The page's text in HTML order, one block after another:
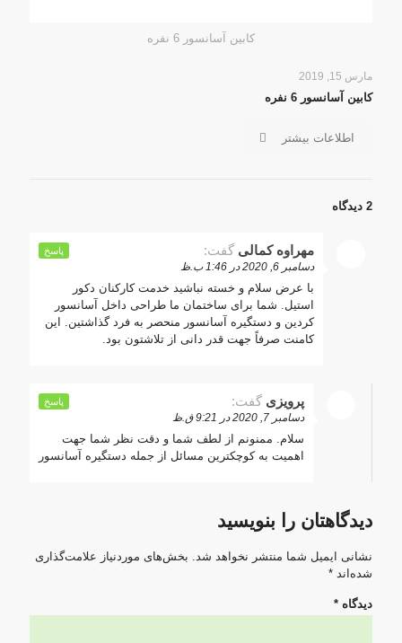
کابین آسانسور 6 نفره
مارس 15, 2019
کابین آسانسور 6 نفره
اطلاعات بیشتر
2 دیدگاه
مهراوه کمالی گفت:
دسامبر 6, 2020 در 1:46 ب.ظ
با عرض سلام و خسته نباشید خدمت کارکنان دکور
استیل. شما برای ساختمان ما طراحی داخل آسانسور
کردین و دستگیره آسانسور منحصر به فرد گذاشتین. این
کامنت صرفاً جهت قدر دانی از تلاشتون بود.
پاسخ
پرویزی گفت:
دسامبر 7, 2020 در 9:21 ق.ظ
سلام. ممنونم از لطف شما و دقت نظر شما جهت
اهمیت به کوچکترین مسائل از جمله دستگیره آسانسور
پاسخ
دیدگاهتان را بنویسید
نشانی ایمیل شما منتشر نخواهد شد.
بخش‌های موردنیاز علامت‌گذاری
شده‌اند *
دیدگاه *